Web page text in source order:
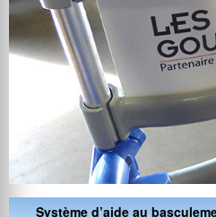
Système d’aide au